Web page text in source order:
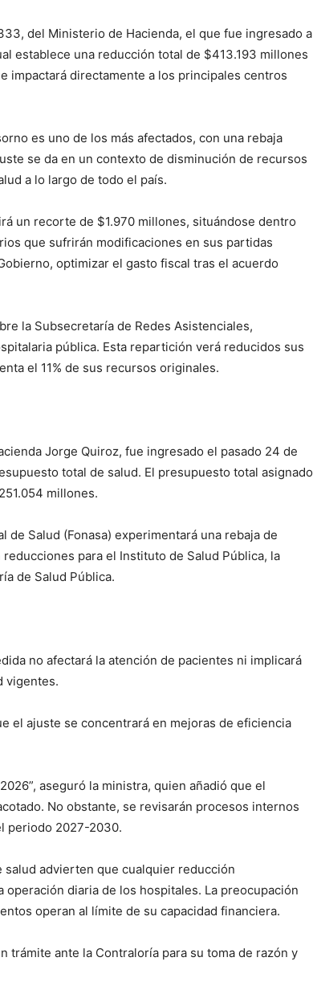
del Ministerio de Hacienda, el que fue ingresado a
establece una reducción total de $413.193 millones
impactará directamente a los principales centros
es uno de los más afectados, con una rebaja
se da en un contexto de disminución de recursos
a lo largo de todo el país.
un recorte de $1.970 millones, situándose dentro
que sufrirán modificaciones en sus partidas
optimizar el gasto fiscal tras el acuerdo
la Subsecretaría de Redes Asistenciales,
pública. Esta repartición verá reducidos sus
el 11% de sus recursos originales.
Jorge Quiroz, fue ingresado el pasado 24 de
total de salud. El presupuesto total asignado
millones.
de Salud (Fonasa) experimentará una rebaja de
para el Instituto de Salud Pública, la
de Salud Pública.
no afectará la atención de pacientes ni implicará
vigentes.
el ajuste se concentrará en mejoras de eficiencia
aseguró la ministra, quien añadió que el
No obstante, se revisarán procesos internos
periodo 2027-2030.
advierten que cualquier reducción
diaria de los hospitales. La preocupación
operan al límite de su capacidad financiera.
trámite ante la Contraloría para su toma de razón y